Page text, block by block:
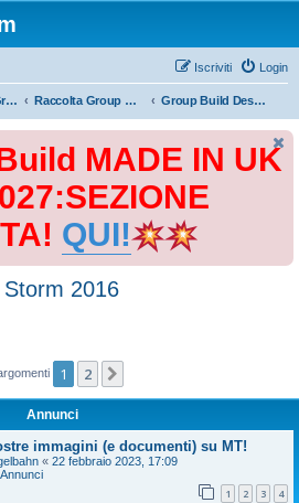
Login
Iscriviti
Group Build e Mini Group Build Raccolta Group Build Group Build Desert Storm 2016
MADE IN UK
QUI!
2016
1 2
Annunci
immagini (e documenti) su MT!
« 22 febbraio 2023, 17:09
1 2 3 4